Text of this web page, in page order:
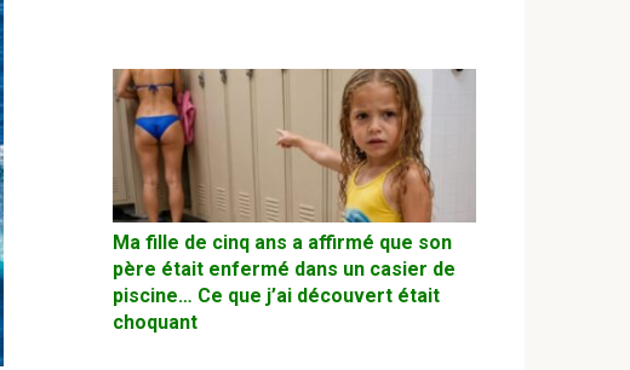
Ma fille de cinq ans a affirmé que son
père était enfermé dans un casier de
piscine… Ce que j’ai découvert était
choquant